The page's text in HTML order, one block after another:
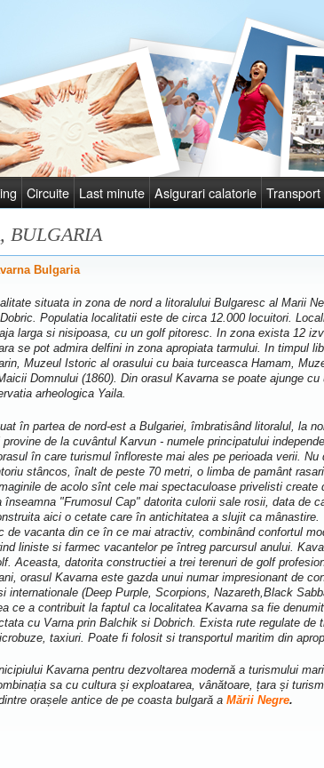
Circuite Last minute Asigurari calatorie Transport
BULGARIA
Bulgaria
situata in zona de nord a litoralului Bulgaresc al Marii
Populatia localitatii este de circa 12.000 locuitori.
larga si nisipoasa, cu un golf pitoresc. In zona exista 12
se pot admira delfini in zona apropiata tarmului. In timpul
Muzeul Istoric al orasului cu baia turceasca Hamam,
Domnului (1860). Din orasul Kavarna se poate ajunge
arheologica Yaila.
în partea de nord-est a Bulgariei, îmbratisând litoralul, la
provine de la cuvântul Karvun - numele principatului
în care turismul înfloreste mai ales pe perioada verii. Nu
stâncos, înalt de peste 70 metri, o limba de pamânt
de acolo sînt cele mai spectaculoase privelisti create
înseamna "Frumosul Cap" datorita culorii sale rosii, data de
aici o cetate care în antichitatea a slujit ca mânastire.
de vacanta din ce în ce mai atractiv, combinând confortul
liniste si farmec vacantelor pe întreg parcursul anului.
Aceasta, datorita constructiei a trei terenuri de golf
orasul Kavarna este gazda unui numar impresionant de
internationale (Deep Purple, Scorpions, Nazareth,Black
ce a contribuit la faptul ca localitatea Kavarna sa fie
cu Varna prin Balchik si Dobrich. Exista rute regulate de
taxiuri. Poate fi folosit si transportul maritim din
Kavarna pentru dezvoltarea modernă a turismului
sa cu cultura și exploatarea, vânătoare, țara și
orașele antice de pe coasta bulgară aMării Negre.